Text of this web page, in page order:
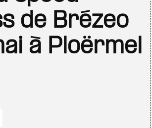
de Brézeo
à Ploërmel